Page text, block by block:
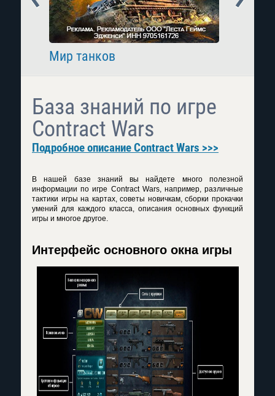
Мир танков
База знаний по игре
Contract Wars
Подробное описание Contract Wars >>>
В нашей базе знаний вы найдете много полезной
информации по игре Contract Wars, например, различные
тактики игры на картах, советы новичкам, сборки прокачки
умений для каждого класса, описания основных функций
игры и многое другое.
Интерфейс основного окна игры